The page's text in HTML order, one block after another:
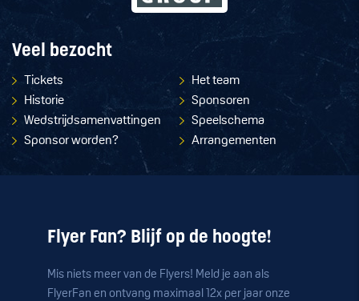
Veel bezocht
Tickets
Het team
Historie
Sponsoren
Wedstrijdsamenvattingen
Speelschema
Sponsor worden?
Arrangementen
Flyer Fan? Blijf op de hoogte!
Mis niets meer van de Flyers! Meld je aan als
FlyerFan en ontvang maximaal 12x per jaar onze